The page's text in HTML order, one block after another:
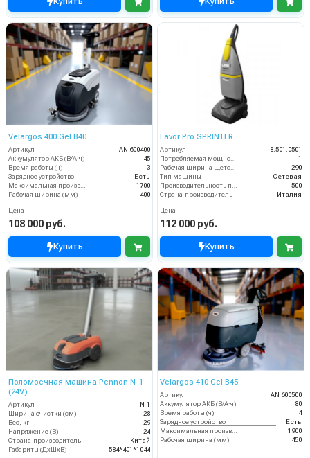
Velargos 400 Gel B40
Артикул
AN 600400
Аккумулятор АКБ (В/А·ч)
45
Время работы (ч)
3
Зарядное устройство
Есть
Максимальная производительность (кв.м/час)
1700
Рабочая ширина (мм)
400
Цена
108 000 руб.
Купить
Lavor Pro SPRINTER
Артикул
8.501.0501
Потребляемая мощность (кВт)
1
Рабочая ширина щеток (мм)
290
Тип машины
Сетевая
Производительность по площади (м2/ч)
500
Страна-производитель
Италия
Цена
112 000 руб.
Купить
Поломоечная машина Pennon N-1
(24V)
Артикул
N-1
Ширина очистки (см)
28
Вес, кг
29
Напряжение (В)
24
Страна-производитель
Китай
Габариты (ДхШхВ)
584*401*1044
Velargos 410 Gel B45
Артикул
AN 600500
Аккумулятор АКБ (В/А·ч)
80
Время работы (ч)
4
Зарядное устройство
Есть
1900
Рабочая ширина (мм)
450